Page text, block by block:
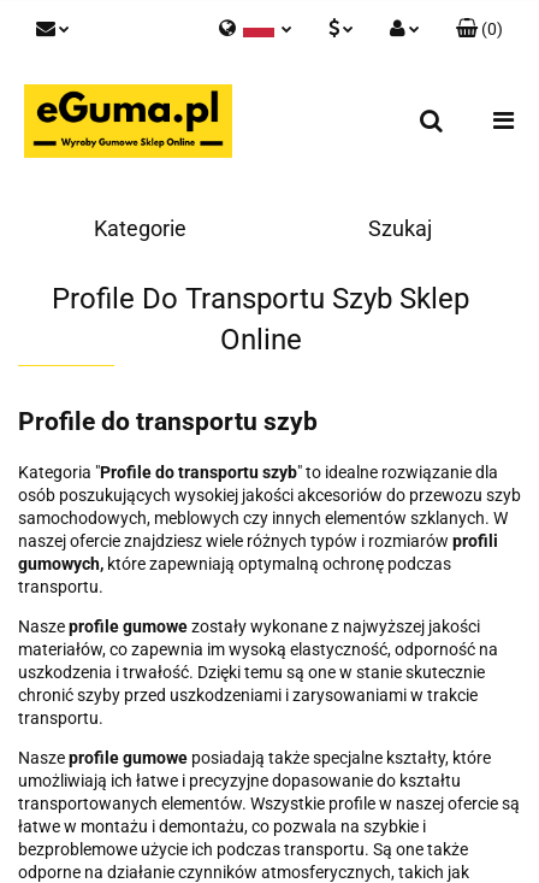
Polski
(0)
Kategorie Szukaj
Profile Do Transportu Szyb Sklep
Online
Profile do transportu szyb
Kategoria "Profile do transportu szyb" to idealne rozwiązanie dla
osób poszukujących wysokiej jakości akcesoriów do przewozu szyb
samochodowych, meblowych czy innych elementów szklanych. W
naszej ofercie znajdziesz wiele różnych typów i rozmiarów profili
gumowych, które zapewniają optymalną ochronę podczas
transportu.
Naszeprofile gumowezostały wykonane z najwyższej jakości
materiałów, co zapewnia im wysoką elastyczność, odporność na
uszkodzenia i trwałość. Dzięki temu są one w stanie skutecznie
chronić szyby przed uszkodzeniami i zarysowaniami w trakcie
transportu.
Naszeprofile gumowe posiadają także specjalne kształty, które
umożliwiają ich łatwe i precyzyjne dopasowanie do kształtu
transportowanych elementów. Wszystkie profile w naszej ofercie są
łatwe w montażu i demontażu, co pozwala na szybkie i
bezproblemowe użycie ich podczas transportu. Są one także
odporne na działanie czynników atmosferycznych, takich jak